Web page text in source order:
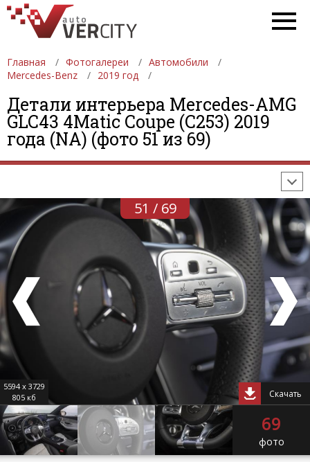
Главная Фотогалереи
Автомобили
Mercedes-Benz
2019 год
Детали интерьера Mercedes-AMG
GLC43 4Matic Coupe (C253) 2019
года (NA) (фото 51 из 69)
ФОТОГАЛЕРЕИ АВТОМОБИЛИ
ДЕВУШКИ
АВТОСАЛОНЫ
ФОРМУЛА-1
51 / 69
5594 x 3729
805 кб
Скачать
69
фото